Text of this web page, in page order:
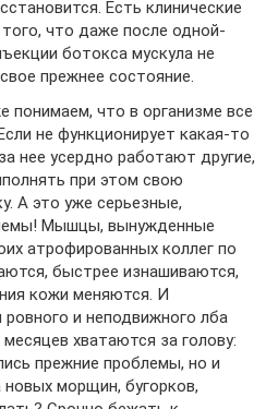
Есть клинические
что даже после одной-
ботокса мускула не
прежнее состояние.
понимаем, что в организме все
не функционирует какая-то
нее усердно работают другие,
при этом свою
А это уже серьезные,
Мышцы, вынужденные
атрофированных коллег по
быстрее изнашиваются,
кожи меняются. И
и неподвижного лба
хватаются за голову:
прежние проблемы, но и
новых морщин, бугорков,